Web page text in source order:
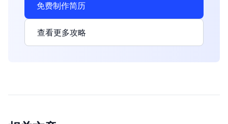
免费制作简历
查看更多攻略